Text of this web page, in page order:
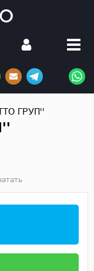
ГРУП''